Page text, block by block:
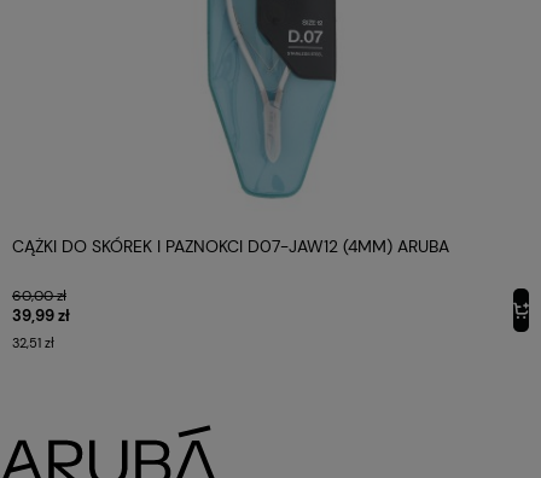
CĄŻKI DO SKÓREK I PAZNOKCI D07-JAW12 (4MM) ARUBA
60,00 zł
39,99 zł
32,51 zł